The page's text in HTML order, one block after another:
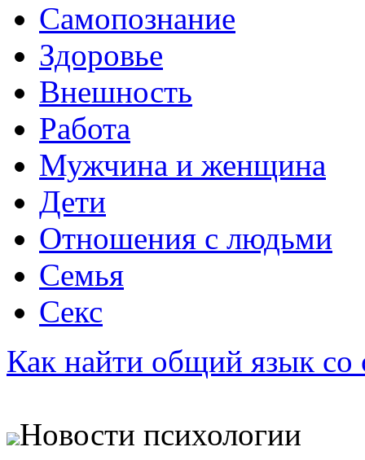
Самопознание
Здоровье
Внешность
Работа
Мужчина и женщина
Дети
Отношения с людьми
Семья
Секс
Как найти общий язык со
Новости психологии